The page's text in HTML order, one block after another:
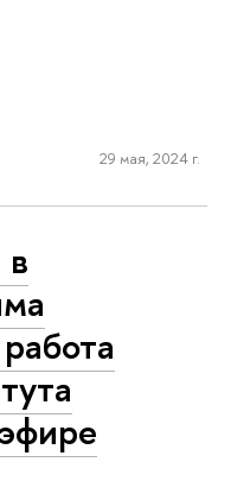
29 мая, 2024 г.